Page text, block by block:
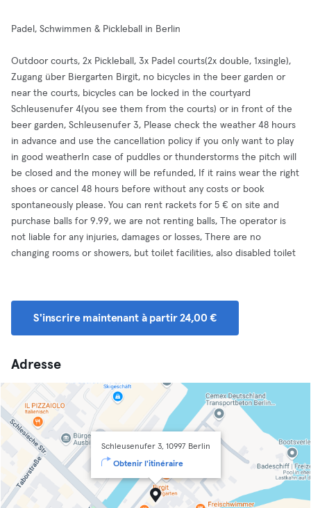
Padel, Schwimmen & Pickleball in Berlin
Outdoor courts, 2x Pickleball, 3x Padel courts(2x double, 1xsingle),
Zugang über Biergarten Birgit, no bicycles in the beer garden or
near the courts, bicycles can be locked in the courtyard
Schleusenufer 4(you see them from the courts) or in front of the
beer garden, Schleusenufer 3, Please check the weather 48 hours
in advance and use the cancellation policy if you only want to play
in good weatherIn case of puddles or thunderstorms the pitch will
be closed and the money will be refunded, If it rains wear the right
shoes or cancel 48 hours before without any costs or book
spontaneously please. You can rent rackets for 5 € on site and
purchase balls for 9.99, we are not renting balls, The operator is
not liable for any injuries, damages or losses, There are no
changing rooms or showers, but toilet facilities, also disabled toilet
S'inscrire maintenant à partir 24,00 €
Adresse
Schleusenufer 3, 10997 Berlin
Obtenir l'itinéraire